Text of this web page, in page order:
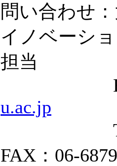
問い合わせ
イノベーシ
担当
E-
u.ac.jp
TEL：
FAX：06-